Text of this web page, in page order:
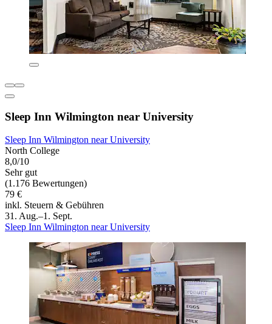
Sleep Inn Wilmington near University
Sleep Inn Wilmington near University
North College
8,0/10
Sehr gut
(1.176 Bewertungen)
79 €
inkl. Steuern & Gebühren
31. Aug.–1. Sept.
Sleep Inn Wilmington near University